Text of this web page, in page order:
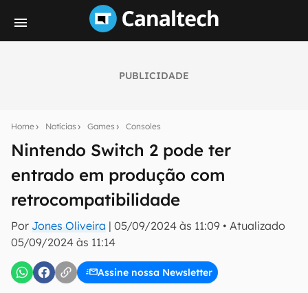
PUBLICIDADE
Home Notícias Games Consoles
Nintendo Switch 2 pode ter
entrado em produção com
retrocompatibilidade
Por Jones Oliveira | 05/09/2024 às 11:09 • Atualizado
05/09/2024 às 11:14
Assine nossa Newsletter
notícias e reviews sobre tecnologia em primeira
mão.
E-mail
inscreva-se
Confirmo que li, aceito e concordo com os Termos de
Uso e Política de Privacidade do Canaltech.